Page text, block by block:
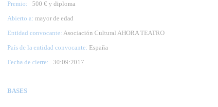
Premio:
500 € y diploma
Abierto a: mayor de edad
Entidad convocante: Asociación Cultural AHORA TEATRO
País de la entidad convocante: España
Fecha de cierre: 30:09:2017
BASES